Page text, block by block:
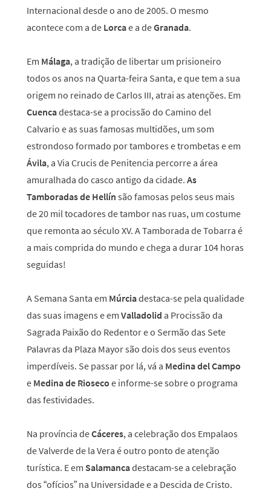
Internacional desde o ano de 2005. O mesmo
acontece com a de Lorcae a deGranada.
Em Málaga, a tradição de libertar um prisioneiro
todos os anos na Quarta-feira Santa, e que tem a sua
origem no reinado de Carlos III, atrai as atenções. Em
Cuencadestaca-se a procissão do Camino del
Calvario e as suas famosas multidões, um som
estrondoso formado por tambores e trombetas e em
Ávila, a Via Crucis de Penitencia percorre a área
amuralhada do casco antigo da cidade. As
Tamboradas de Hellín são famosas pelos seus mais
de 20 mil tocadores de tambor nas ruas, um costume
que remonta ao século XV. A Tamborada de Tobarra é
a mais comprida do mundo e chega a durar 104 horas
seguidas!
A Semana Santa em Múrciadestaca-se pela qualidade
das suas imagens e em Valladolid a Procissão da
Sagrada Paixão do Redentor e o Sermão das Sete
Palavras da Plaza Mayor são dois dos seus eventos
imperdíveis. Se passar por lá, vá a Medina del Campo
e Medina de Rioseco e informe-se sobre o programa
das festividades.
Na província deCáceres, a celebração dos Empalaos
de Valverde de la Vera é outro ponto de atenção
turística. E em Salamancadestacam-se a celebração
dos “ofícios” na Universidade e a Descida de Cristo.